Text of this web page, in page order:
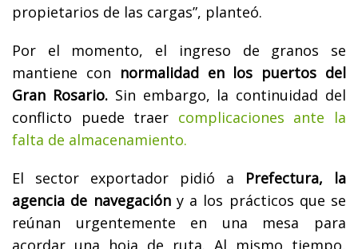
propietarios de las cargas”, planteó.
Por el momento, el ingreso de granos se
mantiene con normalidad en los puertos del
Gran Rosario.Sin embargo, la continuidad del
conflicto puede traer complicaciones ante la
falta de almacenamiento.
El sector exportador pidió a Prefectura, la
agencia de navegacióny a los prácticos que se
reúnan urgentemente en una mesa para
acordar una hoja de ruta. Al mismo tiempo,